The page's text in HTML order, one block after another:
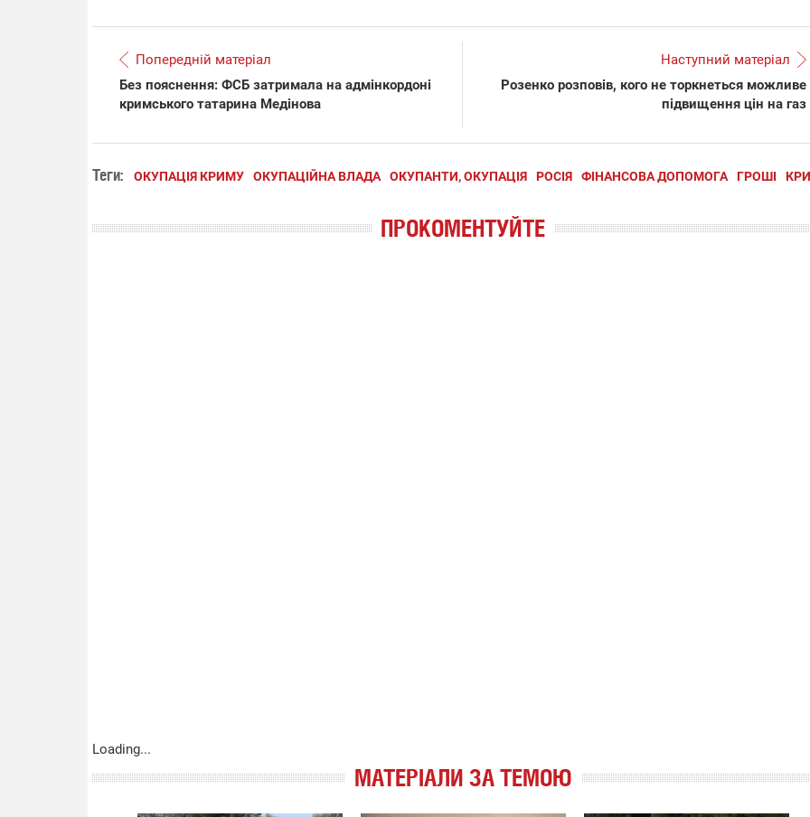
Попередній матеріал
Без пояснення: ФСБ затримала на адмінкордоні
кримського татарина Медінова
Наступний матеріал
Розенко розповів, кого не торкнеться можливе
підвищення цін на газ
Теги: ОКУПАЦІЯ КРИМУ ОКУПАЦІЙНА ВЛАДА ОКУПАНТИ, ОКУПАЦІЯ РОСІЯ ФІНАНСОВА ДОПОМОГА ГРОШІ
ПРОКОМЕНТУЙТЕ
Loading...
МАТЕРІАЛИ ЗА ТЕМОЮ